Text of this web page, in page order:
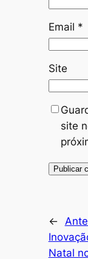
Email *
Site
site
←
Natal